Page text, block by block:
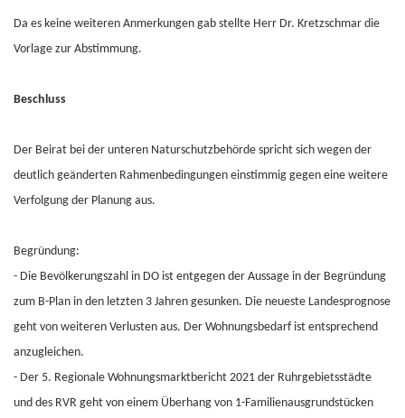
Da es keine weiteren Anmerkungen gab stellte Herr Dr. Kretzschmar die
Vorlage zur Abstimmung.
Beschluss
Der Beirat bei der unteren Naturschutzbehörde spricht sich wegen der
deutlich geänderten Rahmenbedingungen einstimmig gegen eine weitere
Verfolgung der Planung aus.
Begründung:
- Die Bevölkerungszahl in DO ist entgegen der Aussage in der Begründung
zum B-Plan in den letzten 3 Jahren gesunken. Die neueste Landesprognose
geht von weiteren Verlusten aus. Der Wohnungsbedarf ist entsprechend
anzugleichen.
- Der 5. Regionale Wohnungsmarktbericht 2021 der Ruhrgebietsstädte
und des RVR geht von einem Überhang von 1-Familienausgrundstücken